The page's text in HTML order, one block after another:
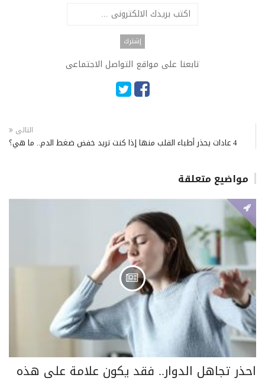
تابعنا على مواقع التواصل الاجتماعى
التالى
4 عادات يحذر أطباء القلب منها إذا كنت تريد خفض ضغط الدم.. ما هي؟
مواضيع متعلقة
احذر تجاهل الدوار.. فقد يكون علامة على هذه